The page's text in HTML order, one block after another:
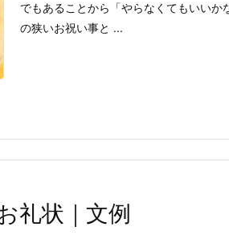
でもあることから「やらなくてもいい
の狭いお祝い事と ...
礼状｜文例